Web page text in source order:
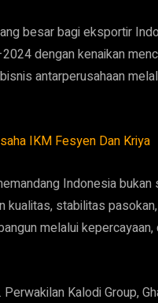
besar bagi eksportir
dengan kenaikan
antarperusahaan
IKM Fesyen Dan Kriya
Indonesia
kualitas, stabilitas
melalui
Kalodi Group,